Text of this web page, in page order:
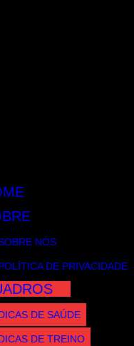
NÓS
DE PRIVACIDADE
DE SAÚDE
DE TREINO